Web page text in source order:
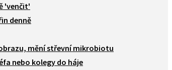
'venčit'
denně
mění střevní mikrobiotu
nebo kolegy do háje